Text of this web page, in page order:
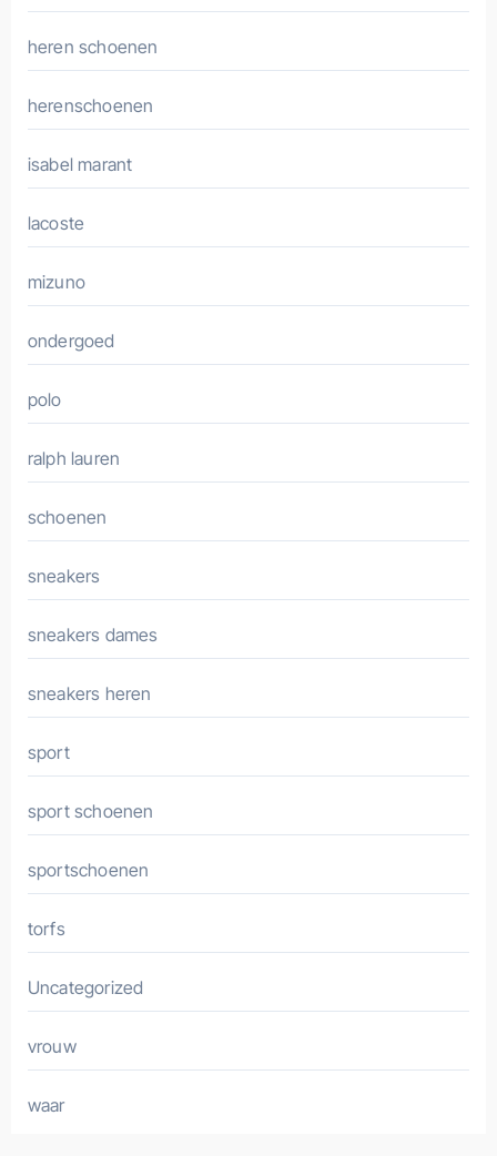
heren schoenen
herenschoenen
isabel marant
lacoste
mizuno
ondergoed
polo
ralph lauren
schoenen
sneakers
sneakers dames
sneakers heren
sport
sport schoenen
sportschoenen
torfs
Uncategorized
vrouw
waar